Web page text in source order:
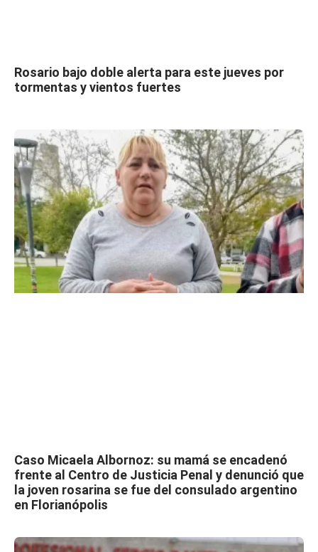
Rosario bajo doble alerta para este jueves por
tormentas y vientos fuertes
Caso Micaela Albornoz: su mamá se encadenó
frente al Centro de Justicia Penal y denunció que
la joven rosarina se fue del consulado argentino
en Florianópolis